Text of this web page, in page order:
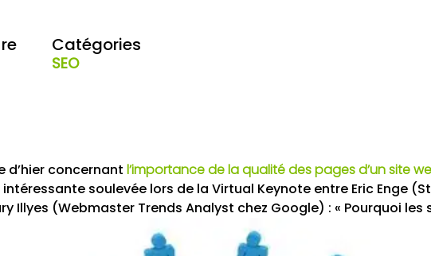
Catégories
SEO
d’hier concernantl’importance de la qualité des pages d’un site
soulevée lors de la Virtual Keynote entre Eric Enge
Illyes (Webmaster Trends Analyst chez Google) : « Pourquoi les